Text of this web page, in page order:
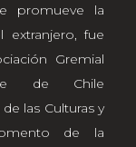
promueve la
extranjero, fue
Gremial
de Chile
las Culturas y
de la